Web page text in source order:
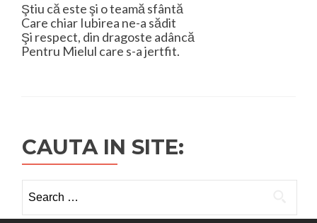
Ştiu că este şi o teamă sfântă
Care chiar Iubirea ne-a sădit
Şi respect, din dragoste adâncă
Pentru Mielul care s-a jertfit.
CAUTA IN SITE:
for: